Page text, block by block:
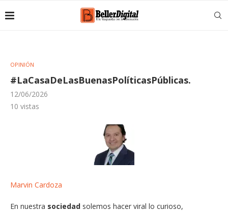
OPINIÓN
#LaCasaDeLasBuenasPolíticasPúblicas.
12/06/2026
10 vistas
Marvin Cardoza
En nuestra sociedad solemos hacer viral lo curioso,